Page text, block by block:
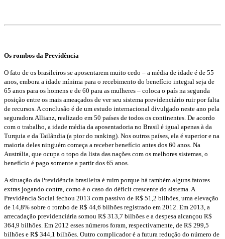
Os rombos da Previdência
O fato de os brasileiros se aposentarem muito cedo – a média de idade é de 55
anos, embora a idade mínima para o recebimento do benefício integral seja de
65 anos para os homens e de 60 para as mulheres – coloca o país na segunda
posição entre os mais ameaçados de ver seu sistema previdenciário ruir por falta
de recursos. A conclusão é de um estudo internacional divulgado neste ano pela
seguradora Allianz, realizado em 50 países de todos os continentes. De acordo
com o trabalho, a idade média da aposentadoria no Brasil é igual apenas à da
Turquia e da Tailândia (a pior do ranking). Nos outros países, ela é superior e na
maioria deles ninguém começa a receber benefício antes dos 60 anos. Na
Austrália, que ocupa o topo da lista das nações com os melhores sistemas, o
benefício é pago somente a partir dos 65 anos.
A situação da Previdência brasileira é ruim porque há também alguns fatores
extras jogando contra, como é o caso do déficit crescente do sistema. A
Previdência Social fechou 2013 com passivo de R$ 51,2 bilhões, uma elevação
de 14,8% sobre o rombo de R$ 44,6 bilhões registrado em 2012. Em 2013, a
arrecadação previdenciária somou R$ 313,7 bilhões e a despesa alcançou R$
364,9 bilhões. Em 2012 esses números foram, respectivamente, de R$ 299,5
bilhões e R$ 344,1 bilhões. Outro complicador é a futura redução do número de